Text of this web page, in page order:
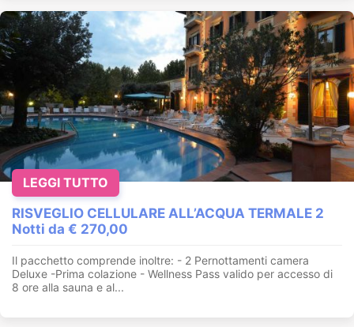
RISVEGLIO CELLULARE ALL’ACQUA TERMALE 2
Notti da € 270,00
Il pacchetto comprende inoltre: - 2 Pernottamenti camera
Deluxe -Prima colazione - Wellness Pass valido per accesso di
8 ore alla sauna e al...
LEGGI TUTTO